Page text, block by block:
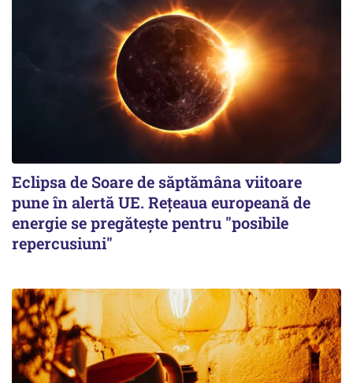
Eclipsa de Soare de săptămâna viitoare
pune în alertă UE. Rețeaua europeană de
energie se pregătește pentru "posibile
repercusiuni"